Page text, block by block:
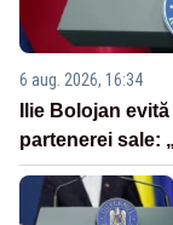
6 aug. 2026, 16:34
Ilie Bolojan
partenerei sale: